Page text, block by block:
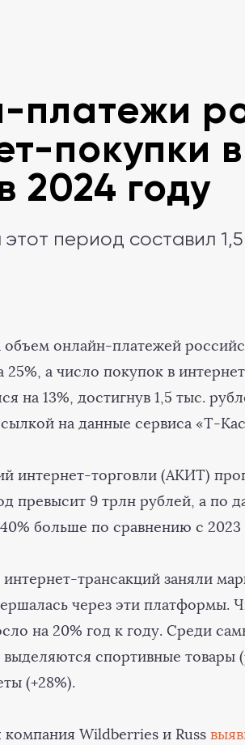
покупки
2024 году
период составил
объем онлайн-платежей
25%, а число покупок в
на 13%, достигнув 1,5 тыс.
на данные сервиса «Т-
интернет-торговли (АКИТ)
превысит 9 трлн рублей, а по
больше по сравнению с 2023
трансакций заняли
через эти платформы.
на 20% год к году. Среди
выделяются спортивные товары
(+28%).
компания Wildberries и Russ